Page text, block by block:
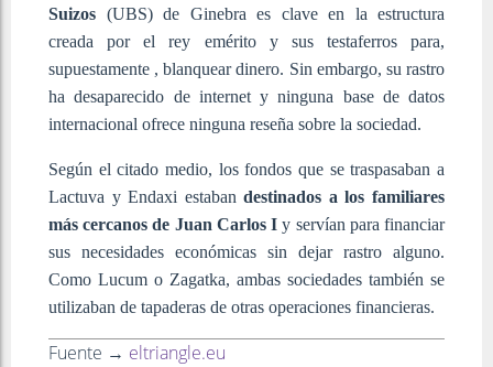
Suizos (UBS) de Ginebra es clave en la estructura
creada por el rey emérito y sus testaferros para,
supuestamente , blanquear dinero. Sin embargo, su rastro
ha desaparecido de internet y ninguna base de datos
internacional ofrece ninguna reseña sobre la sociedad.
Según el citado medio, los fondos que se traspasaban a
Lactuva y Endaxi estabandestinados a los familiares
más cercanos de Juan Carlos I y servían para financiar
sus necesidades económicas sin dejar rastro alguno.
Como Lucum o Zagatka, ambas sociedades también se
utilizaban de tapaderas de otras operaciones financieras.
Fuente → eltriangle.eu